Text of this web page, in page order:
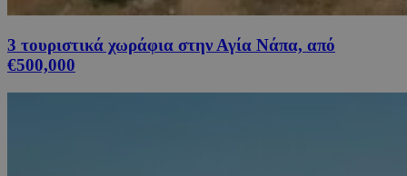
3 τουριστικά χωράφια στην Αγία Νάπα, από
€500,000